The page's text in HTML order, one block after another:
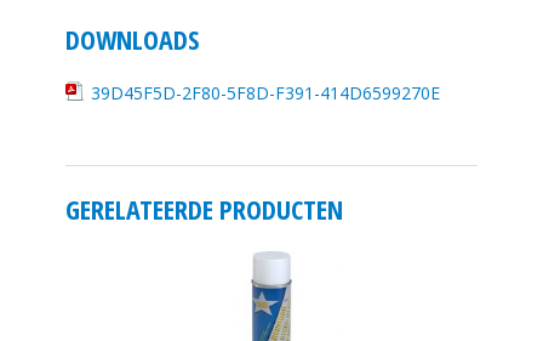
DOWNLOADS
39D45F5D-2F80-5F8D-F391-414D6599270E
GERELATEERDE PRODUCTEN